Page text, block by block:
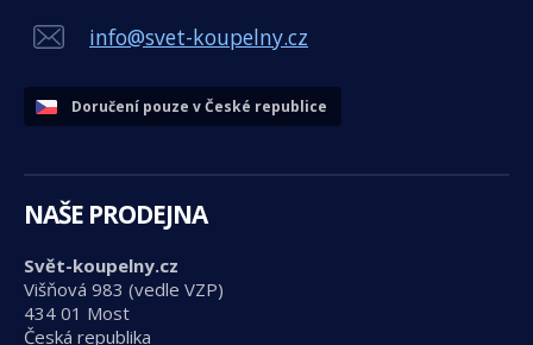
info@svet-koupelny.cz
Doručení pouze v České republice
NAŠE PRODEJNA
Svět-koupelny.cz
Višňová 983 (vedle VZP)
434 01 Most
Česká republika